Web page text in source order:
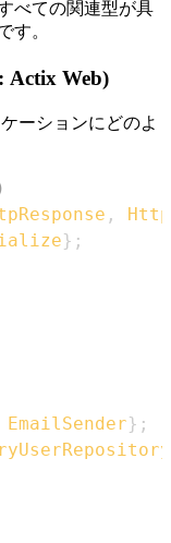
べての関連型が具
す。
Actix Web)
ーションにどのよ
,
} ;
EmailSender} ;